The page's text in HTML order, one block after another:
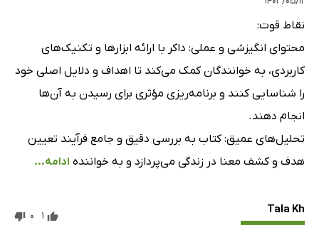
نقاط قوت:
محتوای انگیزشی و عملی: داکر با ارائه ابزارها و تکنیک‌های
کاربردی، به خوانندگان کمک می‌کند تا اهداف و دلایل اصلی خود
را شناسایی کنند و برنامه‌ریزی مؤثری برای رسیدن به آن‌ها
انجام دهند.
تحلیل‌های عمیق: کتاب به بررسی دقیق و جامع فرآیند تعیین
هدف و کشف معنا در زندگی می‌پردازد و به خواننده ادامه...
Tala Kh
1
0